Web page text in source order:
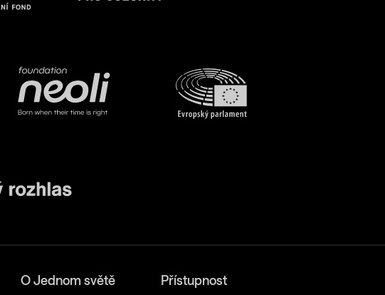
O Jednom světě Přístupnost